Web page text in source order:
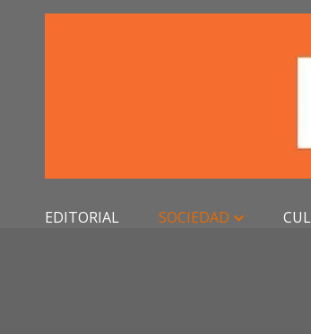
EDITORIAL SOCIEDAD